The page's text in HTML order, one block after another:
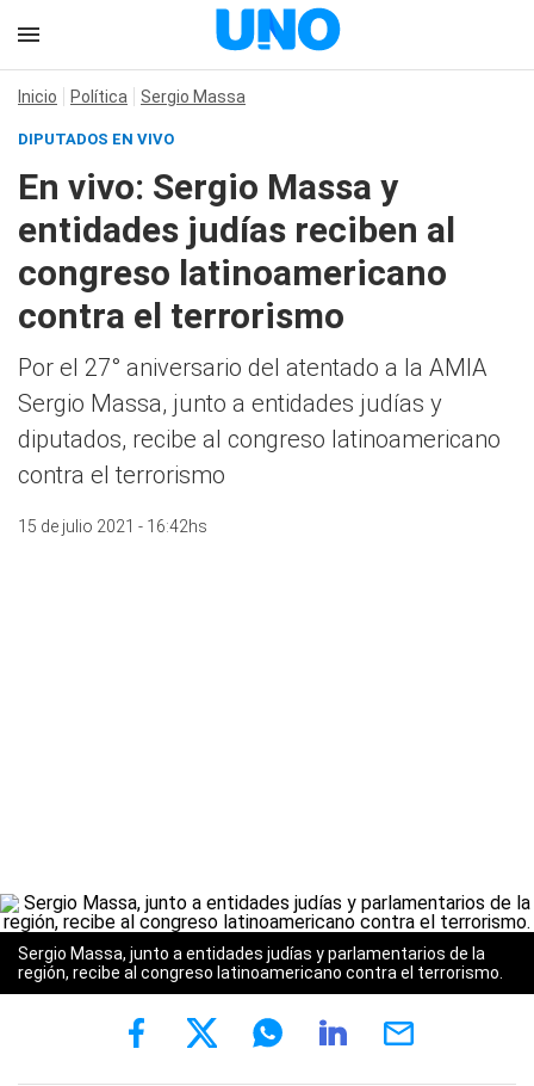
Inicio Política Sergio Massa
DIPUTADOS EN VIVO
En vivo: Sergio Massa y
entidades judías reciben al
congreso latinoamericano
contra el terrorismo
Por el 27° aniversario del atentado a la AMIA
Sergio Massa, junto a entidades judías y
diputados, recibe al congreso latinoamericano
contra el terrorismo
15 de julio 2021 - 16:42hs
Sergio Massa, junto a entidades judías y parlamentarios de la
región, recibe al congreso latinoamericano contra el terrorismo.